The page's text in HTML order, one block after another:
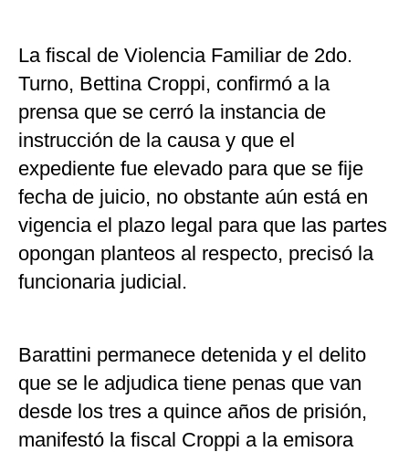
La fiscal de Violencia Familiar de 2do.
Turno, Bettina Croppi, confirmó a la
prensa que se cerró la instancia de
instrucción de la causa y que el
expediente fue elevado para que se fije
fecha de juicio, no obstante aún está en
vigencia el plazo legal para que las partes
opongan planteos al respecto, precisó la
funcionaria judicial.
Barattini permanece detenida y el delito
que se le adjudica tiene penas que van
desde los tres a quince años de prisión,
manifestó la fiscal Croppi a la emisora